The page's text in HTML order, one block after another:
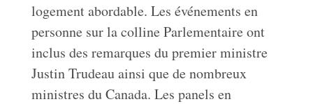
logement abordable. Les événements en
personne sur la colline Parlementaire ont
inclus des remarques du premier ministre
Justin Trudeau ainsi que de nombreux
ministres du Canada. Les panels en